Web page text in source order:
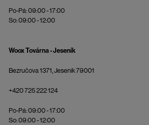
Po-Pá: 09:00 - 17:00
So: 09:00 - 12:00
Woox Továrna - Jeseník
Bezručova 1371, Jeseník 79001
+420 725 222 124
Po-Pá: 09:00 - 17:00
So: 09:00 - 12:00